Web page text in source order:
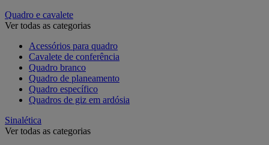
Quadro e cavalete
Ver todas as categorias
Acessórios para quadro
Cavalete de conferência
Quadro branco
Quadro de planeamento
Quadro específico
Quadros de giz em ardósia
Sinalética
Ver todas as categorias